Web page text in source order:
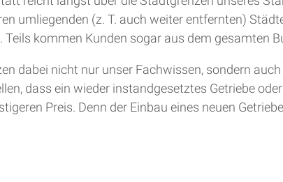
umliegenden (z. T. auch weiter entfernten)
Teils kommen Kunden sogar aus dem gesamten
dabei nicht nur unser Fachwissen, sondern
dass ein wieder instandgesetztes Getriebe
Preis. Denn der Einbau eines neuen